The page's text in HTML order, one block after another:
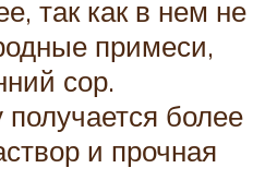
так как в нем не
примеси,
сор.
получается более
и прочная